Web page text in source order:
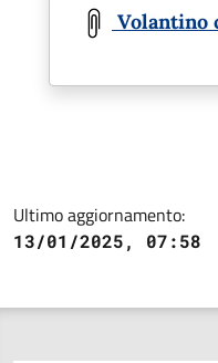
Volantino
Ultimo aggiornamento:
13/01/2025, 07:58